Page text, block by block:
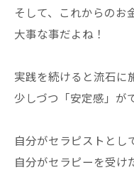
そして、これからのお
大事な事だよね！
実践を続けると流石に
少しづつ「安定感」が
自分がセラピストとし
自分がセラピーを受け